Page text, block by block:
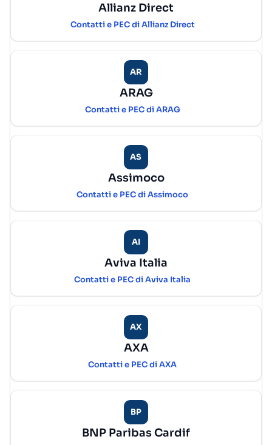
Allianz Direct
Contatti e PEC di Allianz Direct
AR
ARAG
Contatti e PEC di ARAG
AS
Assimoco
Contatti e PEC di Assimoco
AI
Aviva Italia
Contatti e PEC di Aviva Italia
AX
AXA
Contatti e PEC di AXA
BP
BNP Paribas Cardif